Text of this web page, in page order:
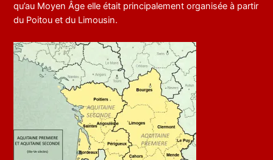
qu’au Moyen Âge elle était principalement organisée à partir
du Poitou et du Limousin.